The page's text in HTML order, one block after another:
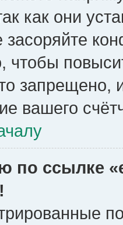
как они
засоряйте
чтобы
запрещено,
вашего
по ссылке